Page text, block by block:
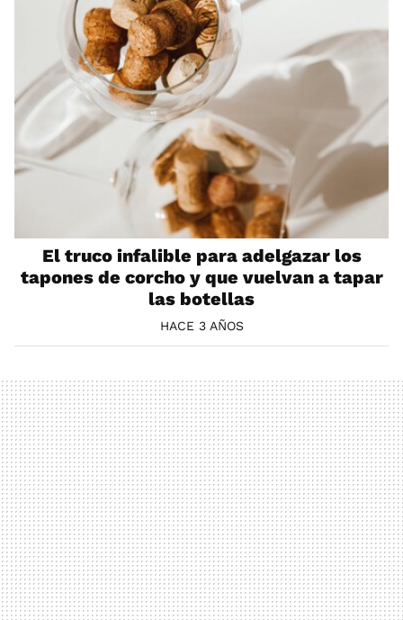
El truco infalible para adelgazar los
tapones de corcho y que vuelvan a tapar
las botellas
HACE 3 AÑOS